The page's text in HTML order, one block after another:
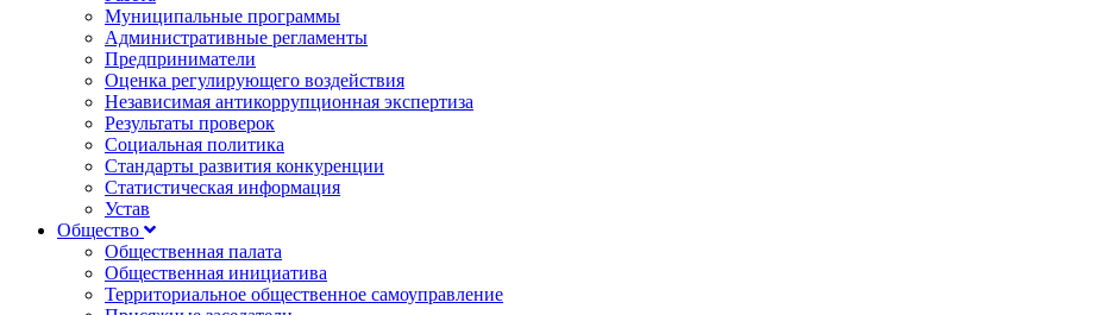
Муниципальные программы
Административные регламенты
Предприниматели
Оценка регулирующего воздействия
Независимая антикоррупционная экспертиза
Результаты проверок
Социальная политика
Стандарты развития конкуренции
Статистическая информация
Устав
Общество
Общественная палата
Общественная инициатива
Территориальное общественное самоуправление